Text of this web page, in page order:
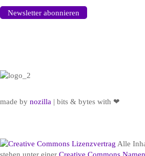
Newsletter abonnieren
made by nozilla | bits & bytes with ❤
Alle